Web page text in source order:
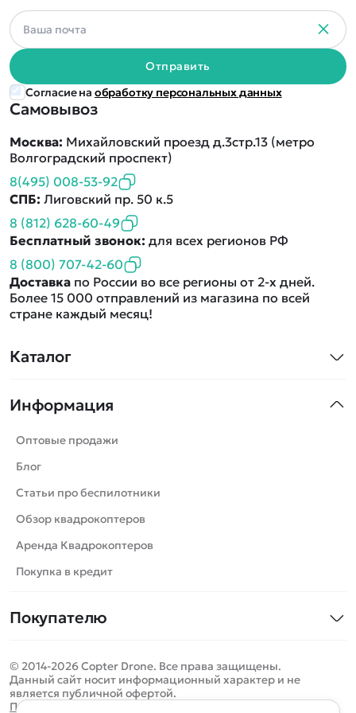
Каталог
Машинки
Танки
Вертолеты
Катера
Роботы
Самолеты
Сборные модели
Спецтехника
Игрушки
Запчасти для моделей
Информация
Оптовые продажи
Блог
Статьи про беспилотники
Обзор квадрокоптеров
Аренда Квадрокоптеров
Покупка в кредит
Покупателю
Оплата и доставка
Помощь
Самовывоз
Москва: Михайловский проезд д.3стр.13 (метро
Волгоградский проспект)
8(495) 008-53-92
СПБ: Лиговский пр. 50 к.5
8 (812) 628-60-49
Бесплатный звонок: для всех регионов РФ
8 (800) 707-42-60
Доставка по России во все регионы от 2-х дней.
Более 15 000 отправлений из магазина по всей
стране каждый месяц!
Отправить
Согласие на обработку персональных данных
© 2014-2026 Copter Drone. Все права защищены.
Данный сайт носит информационный характер и не
является публичной офертой.
Политика конфиденциальности
WhatsApp/Мобильный
Есть вопрос? Можем связаться с вами
Наши соцсети:
Каталог
Квадрокоптеры
Машинки
Вертолеты
Роботы
Сборные модели
Детские электромобили
Спецтехника
Железные дороги
Конструкторы
Информация
Блог
Обзор квадрокоптеров
Аренда Квадрокоптеров
Покупателю
Контакты
Оплата и доставка
Помощь
Отследить заказ
Определить местоположение